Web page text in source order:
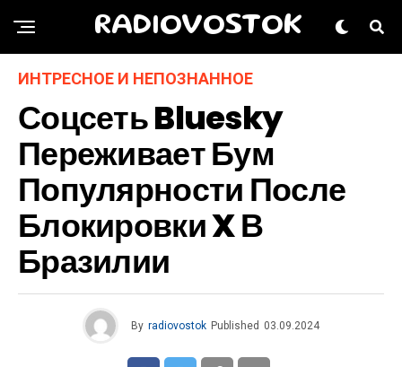
RADIOVOSTOK
ИНТРЕСНОЕ И НЕПОЗНАННОЕ
Соцсеть Bluesky
Переживает Бум
Популярности После
Блокировки X В
Бразилии
By radiovostok Published 03.09.2024